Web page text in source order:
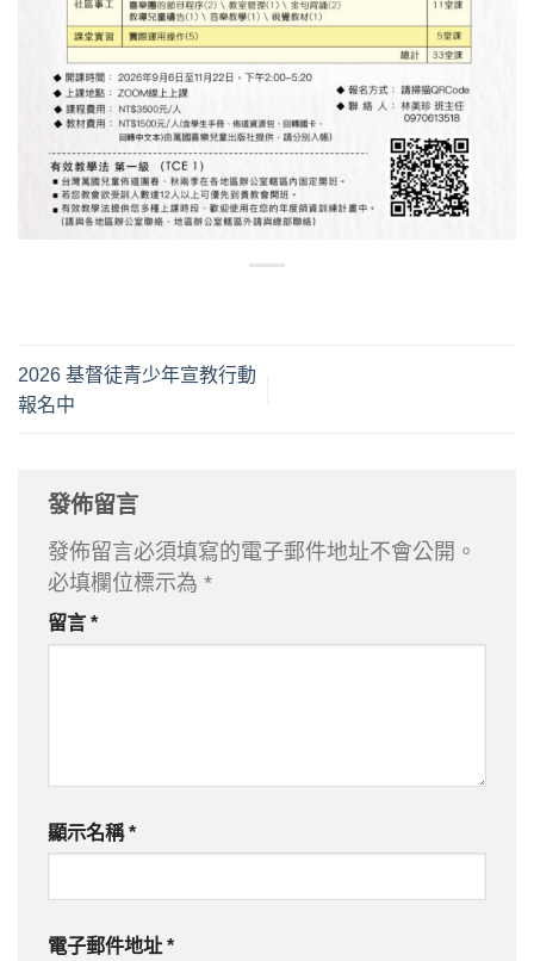
2026 基督徒青少年宣教行動
報名中
發佈留言
發佈留言必須填寫的電子郵件地址不會公開。
必填欄位標示為 *
留言 *
顯示名稱*
電子郵件地址 *